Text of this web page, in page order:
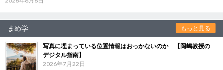
まめ学 もっと見る
写真に埋まっている位置情報はおっかないのか 【岡嶋教授の
デジタル指南】
2026年7月22日